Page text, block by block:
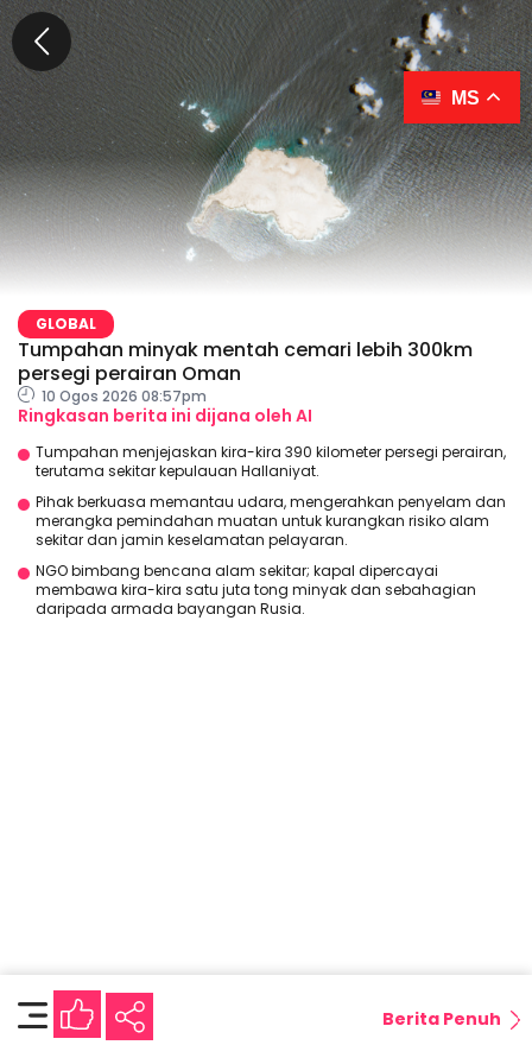
GLOBAL
Tumpahan minyak mentah cemari lebih 300km
persegi perairan Oman
10 Ogos 2026 08:57pm
Ringkasan berita ini dijana oleh AI
Tumpahan menjejaskan kira-kira 390 kilometer persegi perairan,
terutama sekitar kepulauan Hallaniyat.
Pihak berkuasa memantau udara, mengerahkan penyelam dan
merangka pemindahan muatan untuk kurangkan risiko alam
sekitar dan jamin keselamatan pelayaran.
NGO bimbang bencana alam sekitar; kapal dipercayai
membawa kira-kira satu juta tong minyak dan sebahagian
daripada armada bayangan Rusia.
Berita Penuh
MS